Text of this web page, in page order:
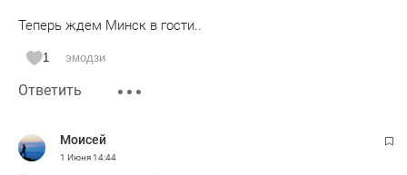
Теперь ждем Минск в гости..
1 эмодзи
Ответить
Moисeй
1 Июня14:44